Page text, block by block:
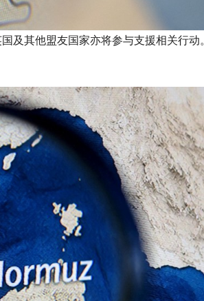
及其他盟友国家亦将参与支援相关行动。